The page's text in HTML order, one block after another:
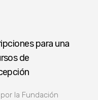
para una
de
la Fundación